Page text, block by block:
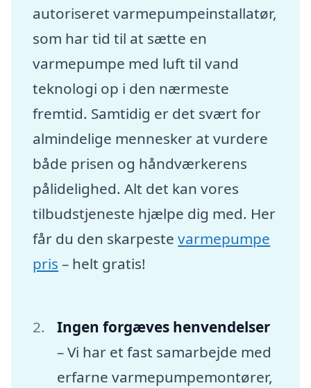
autoriseret varmepumpeinstallatør,
som har tid til at sætte en
varmepumpe med luft til vand
teknologi op i den nærmeste
fremtid. Samtidig er det svært for
almindelige mennesker at vurdere
både prisen og håndværkerens
pålidelighed. Alt det kan vores
tilbudstjeneste hjælpe dig med. Her
får du den skarpestevarmepumpe
pris – helt gratis!
Ingen forgæves henvendelser
– Vi har et fast samarbejde med
erfarne varmepumpemontører,